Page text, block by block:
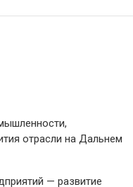
отрасли на Дальнем
— развитие